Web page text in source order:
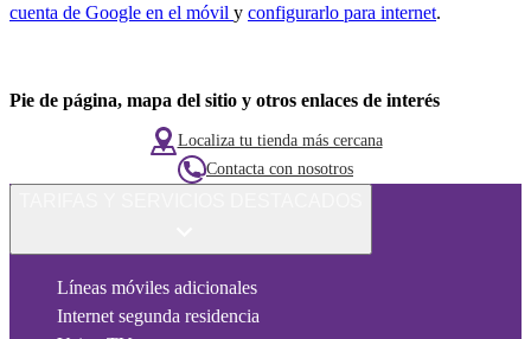
cuenta de Google en el móvil y configurarlo para internet.
Pie de página, mapa del sitio y otros enlaces de interés
Localiza tu tienda más cercana
Contacta con nosotros
Líneas móviles adicionales
Internet segunda residencia